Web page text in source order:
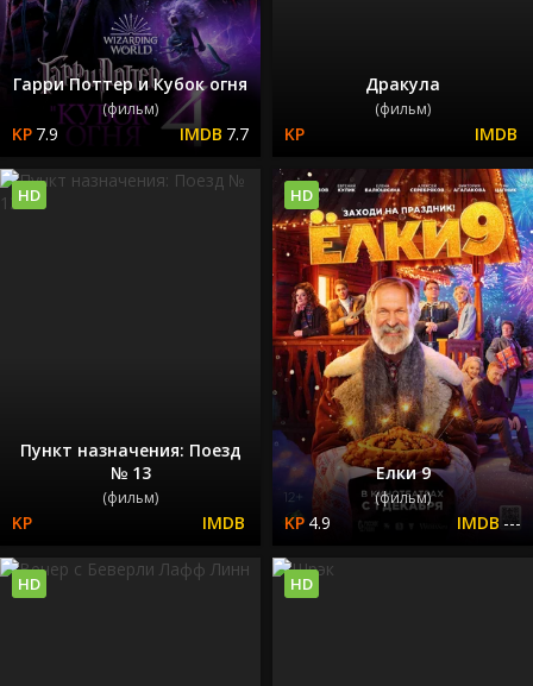
Гарри Поттер и Кубок огня
(фильм)
7.9 7.7
Дракула
(фильм)
Пункт назначения: Поезд
№ 13
(фильм)
HD
Елки 9
(фильм)
4.9 ---
HD
HD HD